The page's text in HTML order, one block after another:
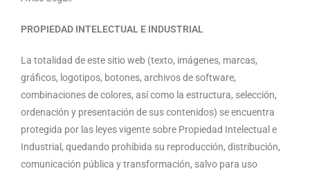
PROPIEDAD INTELECTUAL E INDUSTRIAL
La totalidad de este sitio web (texto, imágenes, marcas,
gráficos, logotipos, botones, archivos de software,
combinaciones de colores, así como la estructura, selección,
ordenación y presentación de sus contenidos) se encuentra
protegida por las leyes vigente sobre Propiedad Intelectual e
Industrial, quedando prohibida su reproducción, distribución,
comunicación pública y transformación, salvo para uso